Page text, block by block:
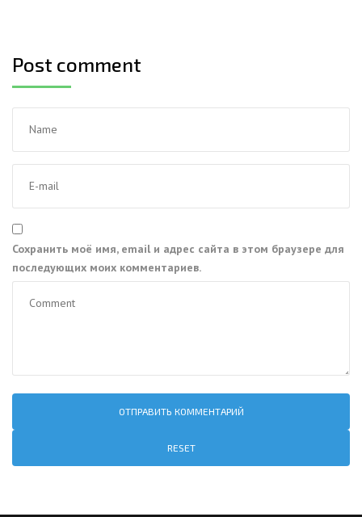
Post comment
Сохранить моё имя, email и адрес сайта в этом браузере для
последующих моих комментариев.
RESET